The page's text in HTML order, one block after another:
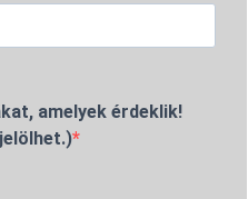
amelyek érdeklik!